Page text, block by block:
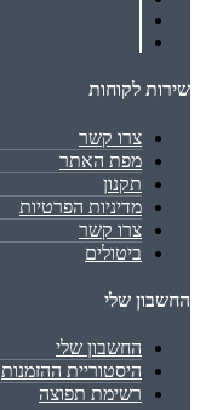
שירות לקוחות
צרו קשר
מפת האתר
תקנון
מדיניות הפרטיות
צרו קשר
ביטולים
החשבון שלי
החשבון שלי
היסטוריית ההזמנות
רשימת תפוצה